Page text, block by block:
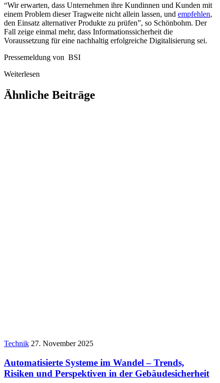
“Wir erwarten, dass Unternehmen ihre Kundinnen und Kunden mit
einem Problem dieser Tragweite nicht allein lassen, und empfehlen,
den Einsatz alternativer Produkte zu prüfen”, so Schönbohm. Der
Fall zeige einmal mehr, dass Informationssicherheit die
Voraussetzung für eine nachhaltig erfolgreiche Digitalisierung sei.
Pressemeldung von BSI
Weiterlesen
Ähnliche Beiträge
Technik 27. November 2025
Automatisierte Systeme im Wandel – Trends,
Risiken und Perspektiven in der Gebäudesicherheit